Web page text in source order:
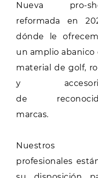
Nueva pro-
reformada en
dónde le
un amplio abanico
material de golf,
y
de
marcas.
Nuestros
profesionales